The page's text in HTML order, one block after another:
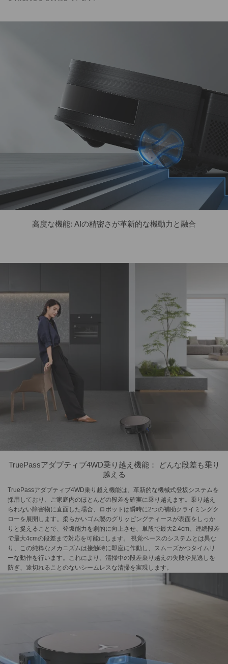
高度な機能: AIの精密さが革新的な機動力と融合
TruePassアダプティブ4WD乗り越え機能： どんな段差も乗り
越える
TruePassアダプティブ4WD乗り越え機能は、革新的な機械式登坂システムを
採用しており、ご家庭内のほとんどの段差を確実に乗り越えます。乗り越え
られない障害物に直面した場合、ロボットは瞬時に2つの補助クライミングク
ローを展開します。柔らかいゴム製のグリッピングティースが表面をしっか
りと捉えることで、登坂能力を劇的に向上させ、単段で最大2.4cm、連続段差
で最大4cmの段差まで対応を可能にします。 視覚ベースのシステムとは異な
り、この純粋なメカニズムは接触時に即座に作動し、スムーズかつタイムリ
ーな動作を行います。これにより、清掃中の段差乗り越えの失敗や見逃しを
防ぎ、途切れることのないシームレスな清掃を実現します。